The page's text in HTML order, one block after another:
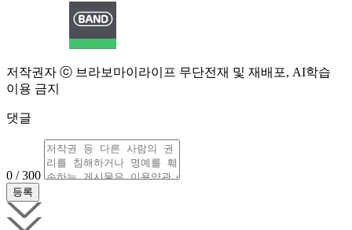
저작권자 ⓒ 브라보마이라이프 무단전재 및 재배포, AI학습
이용 금지
댓글
0 / 300